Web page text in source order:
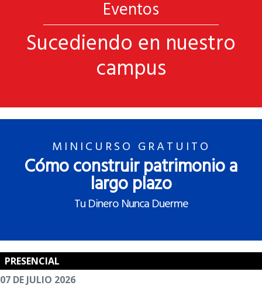
Eventos
Sucediendo en nuestro
campus
MINICURSO GRATUITO
Cómo construir patrimonio a
largo plazo
Tu Dinero Nunca Duerme
PRESENCIAL
07 DE JULIO 2026